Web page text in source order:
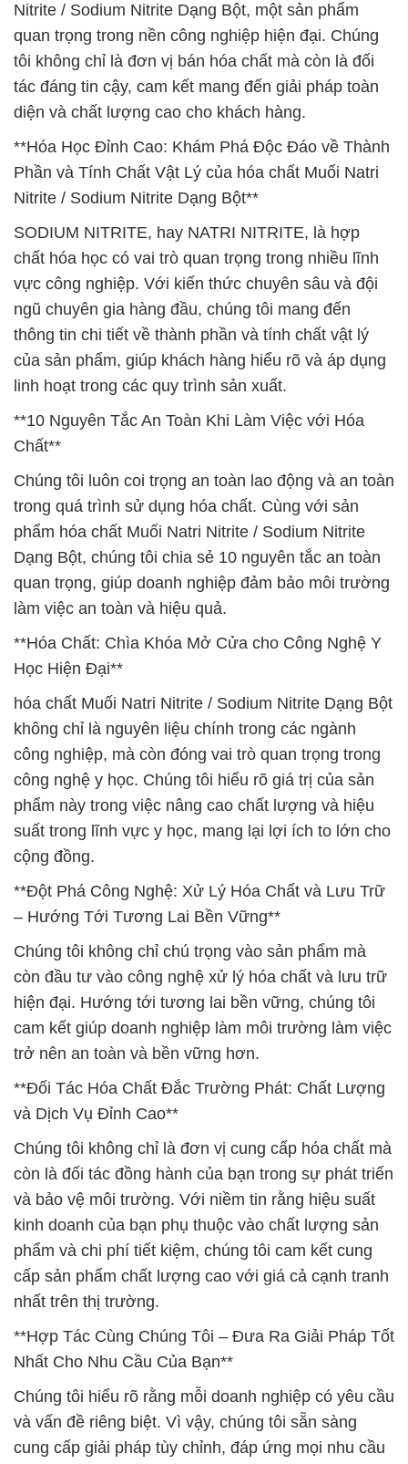
Nitrite / Sodium Nitrite Dạng Bột, một sản phẩm
quan trọng trong nền công nghiệp hiện đại. Chúng
tôi không chỉ là đơn vị bán hóa chất mà còn là đối
tác đáng tin cậy, cam kết mang đến giải pháp toàn
diện và chất lượng cao cho khách hàng.
**Hóa Học Đỉnh Cao: Khám Phá Độc Đáo về Thành
Phần và Tính Chất Vật Lý của hóa chất Muối Natri
Nitrite / Sodium Nitrite Dạng Bột**
SODIUM NITRITE, hay NATRI NITRITE, là hợp
chất hóa học có vai trò quan trọng trong nhiều lĩnh
vực công nghiệp. Với kiến thức chuyên sâu và đội
ngũ chuyên gia hàng đầu, chúng tôi mang đến
thông tin chi tiết về thành phần và tính chất vật lý
của sản phẩm, giúp khách hàng hiểu rõ và áp dụng
linh hoạt trong các quy trình sản xuất.
**10 Nguyên Tắc An Toàn Khi Làm Việc với Hóa
Chất**
Chúng tôi luôn coi trọng an toàn lao động và an toàn
trong quá trình sử dụng hóa chất. Cùng với sản
phẩm hóa chất Muối Natri Nitrite / Sodium Nitrite
Dạng Bột, chúng tôi chia sẻ 10 nguyên tắc an toàn
quan trọng, giúp doanh nghiệp đảm bảo môi trường
làm việc an toàn và hiệu quả.
**Hóa Chất: Chìa Khóa Mở Cửa cho Công Nghệ Y
Học Hiện Đại**
hóa chất Muối Natri Nitrite / Sodium Nitrite Dạng Bột
không chỉ là nguyên liệu chính trong các ngành
công nghiệp, mà còn đóng vai trò quan trọng trong
công nghệ y học. Chúng tôi hiểu rõ giá trị của sản
phẩm này trong việc nâng cao chất lượng và hiệu
suất trong lĩnh vực y học, mang lại lợi ích to lớn cho
cộng đồng.
**Đột Phá Công Nghệ: Xử Lý Hóa Chất và Lưu Trữ
– Hướng Tới Tương Lai Bền Vững**
Chúng tôi không chỉ chú trọng vào sản phẩm mà
còn đầu tư vào công nghệ xử lý hóa chất và lưu trữ
hiện đại. Hướng tới tương lai bền vững, chúng tôi
cam kết giúp doanh nghiệp làm môi trường làm việc
trở nên an toàn và bền vững hơn.
**Đối Tác Hóa Chất Đắc Trường Phát: Chất Lượng
và Dịch Vụ Đỉnh Cao**
Chúng tôi không chỉ là đơn vị cung cấp hóa chất mà
còn là đối tác đồng hành của bạn trong sự phát triển
và bảo vệ môi trường. Với niềm tin rằng hiệu suất
kinh doanh của bạn phụ thuộc vào chất lượng sản
phẩm và chi phí tiết kiệm, chúng tôi cam kết cung
cấp sản phẩm chất lượng cao với giá cả cạnh tranh
nhất trên thị trường.
**Hợp Tác Cùng Chúng Tôi – Đưa Ra Giải Pháp Tốt
Nhất Cho Nhu Cầu Của Bạn**
Chúng tôi hiểu rõ rằng mỗi doanh nghiệp có yêu cầu
và vấn đề riêng biệt. Vì vậy, chúng tôi sẵn sàng
cung cấp giải pháp tùy chỉnh, đáp ứng mọi nhu cầu